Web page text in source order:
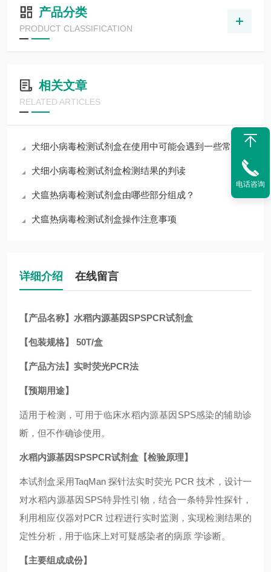
产品分类
PRODUCT CLASSIFICATION
相关文章
RELATED ARTICLES
犬细小病毒检测试剂盒在使用中可能会遇到一些常见问题
犬细小病毒检测试剂盒检测结果的判读
犬瘟热病毒检测试剂盒由哪些部分组成？
犬瘟热病毒检测试剂盒操作注意事项
详细介绍 在线留言
【产品名称】水稻内源基因SPSPCR试剂盒
【包装规格】 50T/盒
【产品方法】实时荧光PCR法
【预期用途】
适用于检测，可用于临床水稻内源基因SPS感染的辅助诊
断，但不作确诊使用。
水稻内源基因SPSPCR试剂盒【检验原理】
本试剂盒采用TaqMan 探针法实时荧光 PCR 技术，设计一
对水稻内源基因SPS特异性引物，结合一条特异性探针，
利用相应仪器对PCR 过程进行实时监测，实现检测结果的
定性分析，用于临床上对可疑感染者的病原 学诊断。
【主要组成成份】
电话咨询